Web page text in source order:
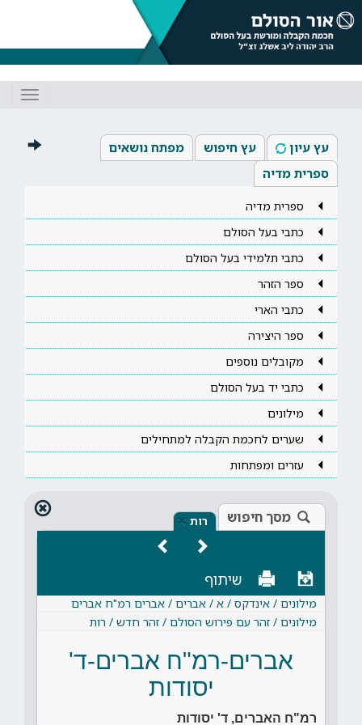
עץ עיון עץ חיפוש
מפתח נושאים
ספרית מדיה
ספרית מדיה
כתבי בעל הסולם
כתבי תלמידי בעל הסולם
ספר הזהר
כתבי הארי
ספר היצירה
מקובלים נוספים
כתבי יד בעל הסולם
מילונים
שערים לחכמת הקבלה למתחילים
עזרים ומפתחות
מסך חיפוש רות ×
שיתוף
מילונים / אינדקס / א / אברים / אברים רמ"ח אברים
מילונים / זהר עם פירוש הסולם / זהר חדש / רות
אברים-רמ"ח אברים-ד'
יסודות
רמ"ח האברים, ד' יסודות